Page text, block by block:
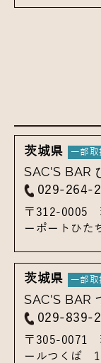
茨城県
SAC'S BAR
029-264-
〒312-0005
ーポートひた
茨城県
SAC'S BAR
029-839-
〒305-0071
ールつくば 1